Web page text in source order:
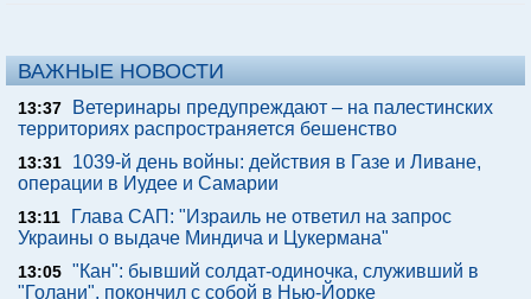
ВАЖНЫЕ НОВОСТИ
13:37
Ветеринары предупреждают – на палестинских
территориях распространяется бешенство
13:31
1039-й день войны: действия в Газе и Ливане,
операции в Иудее и Самарии
13:11
Глава САП: "Израиль не ответил на запрос
Украины о выдаче Миндича и Цукермана"
13:05 "Кан": бывший солдат-одиночка, служивший в
"Голани", покончил с собой в Нью-Йорке